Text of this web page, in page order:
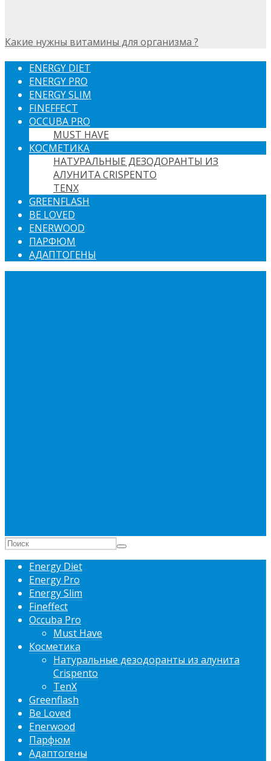
Какие нужны витамины для организма ?
ENERGY DIET
ENERGY PRO
ENERGY SLIM
FINEFFECT
OCCUBA PRO
MUST HAVE
КОСМЕТИКА
НАТУРАЛЬНЫЕ ДЕЗОДОРАНТЫ ИЗ
АЛУНИТА CRISPENTO
TENX
GREENFLASH
BE LOVED
ENERWOOD
ПАРФЮМ
АДАПТОГЕНЫ
Energy Diet
Energy Pro
Energy Slim
Fineffect
Occuba Pro
Must Have
Косметика
Натуральные дезодоранты из алунита
Crispento
TenX
Greenflash
Be Loved
Enerwood
Парфюм
Адаптогены